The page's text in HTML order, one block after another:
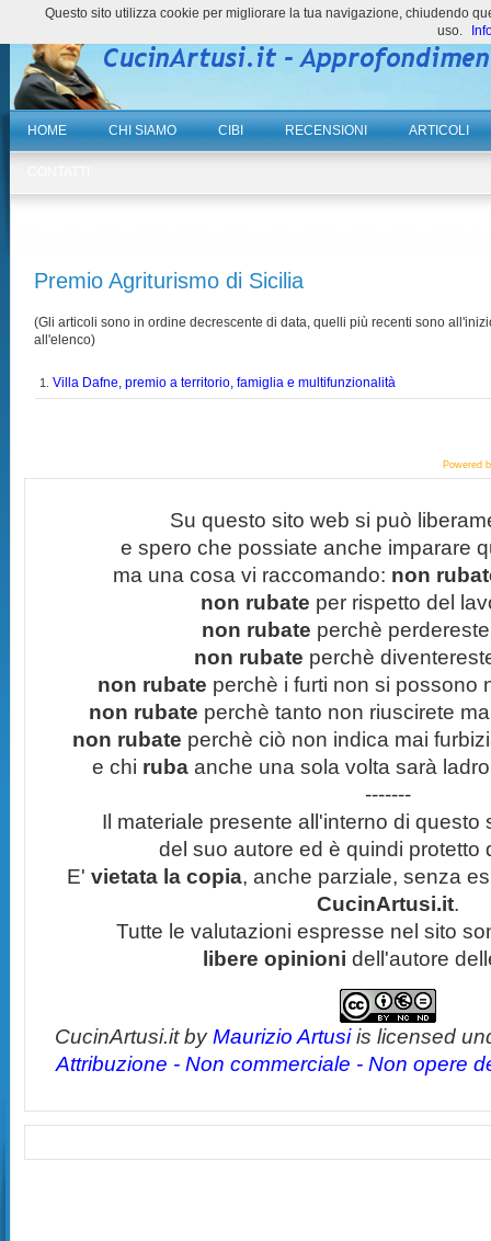
HOME CHI SIAMO CIBI RECENSIONI ARTICOLI
Premio Agriturismo di Sicilia
(Gli articoli sono in ordine decrescente di data, quelli più recenti sono
all'elenco)
1.Villa Dafne, premio a territorio, famiglia e multifunzionalità
Powered
Su questo sito web si può
e spero che possiate anche imparare
ma una cosa vi raccomando: non
non rubate per rispetto del
non rubate perchè
non rubate perchè
non rubate perchè i furti non si possono
non rubate perchè tanto non riuscirete
non rubate perchè ciò non indica mai
e chi ruba anche una sola volta sarà
-------
Il materiale presente all'interno di questo
del suo autore ed è quindi protetto
E' vietata la copia, anche parziale, senza
CucinArtusi.it.
Tutte le valutazioni espresse nel sito
libere opinioni dell'autore
CucinArtusi.itbyMaurizio Artusiis licensed
Attribuzione - Non commerciale - Non opere
Questo sito utilizza cookie per migliorare la tua navigazione, chiudendo
uso.